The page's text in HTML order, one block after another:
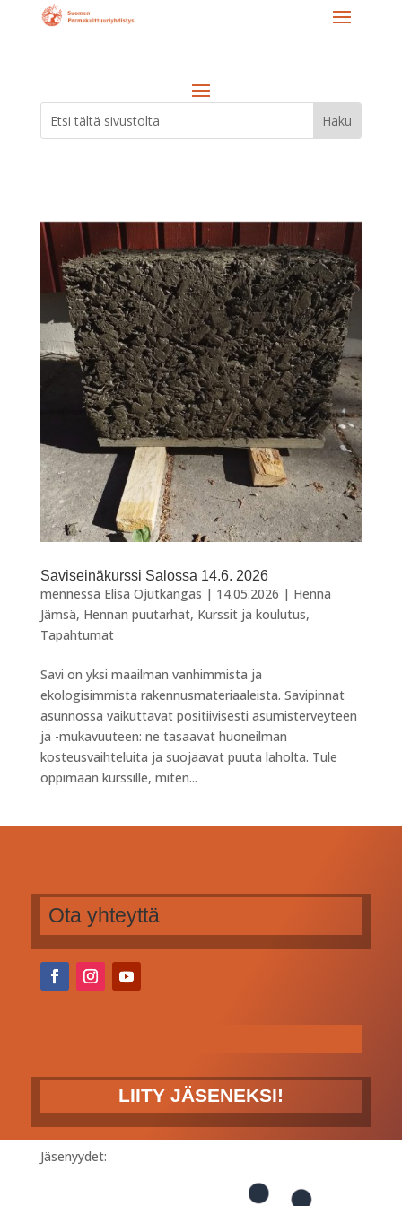
Saviseinäkurssi Salossa 14.6. 2026
mennessä Elisa Ojutkangas | 14.05.2026 | Henna
Jämsä, Hennan puutarhat, Kurssit ja koulutus,
Tapahtumat
Savi on yksi maailman vanhimmista ja
ekologisimmista rakennusmateriaaleista. Savipinnat
asunnossa vaikuttavat positiivisesti asumisterveyteen
ja -mukavuuteen: ne tasaavat huoneilman
kosteusvaihteluita ja suojaavat puuta laholta. Tule
oppimaan kurssille, miten...
Ota yhteyttä
LIITY JÄSENEKSI!
Jäsenyydet: